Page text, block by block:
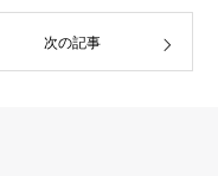
次の記事